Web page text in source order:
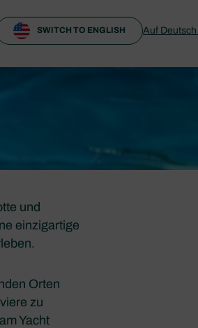
und
einzigartige
Orten
zu
Yacht
SWITCH TO ENGLISH Auf